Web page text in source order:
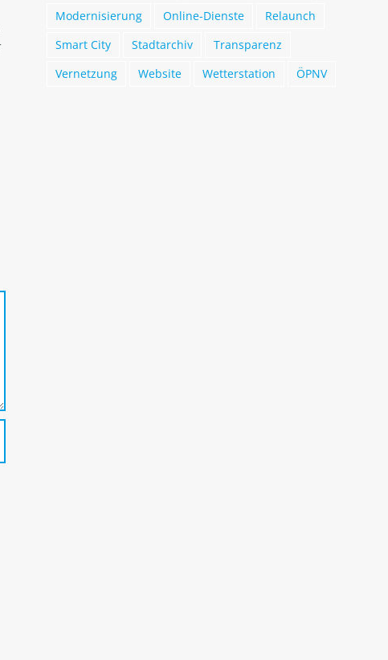
Modernisierung
Online-Dienste
Relaunch
Smart City
Stadtarchiv
Transparenz
Vernetzung
Website Wetterstation ÖPNV